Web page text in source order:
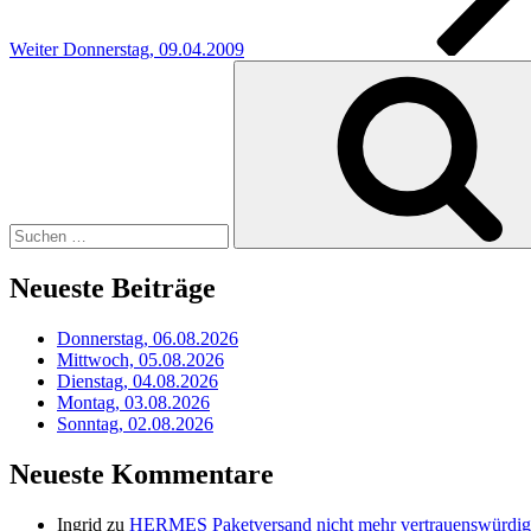
Weiter Donnerstag, 09.04.2009
Neueste Beiträge
Donnerstag, 06.08.2026
Mittwoch, 05.08.2026
Dienstag, 04.08.2026
Montag, 03.08.2026
Sonntag, 02.08.2026
Neueste Kommentare
Ingrid zu HERMES Paketversand nicht mehr vertrauenswürdig